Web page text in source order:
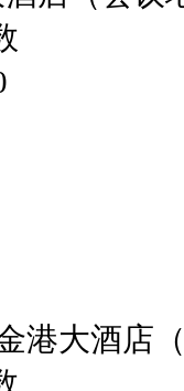
大酒店（